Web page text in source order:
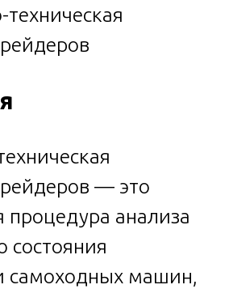
— это
процедура анализа
состояния
самоходных машин,